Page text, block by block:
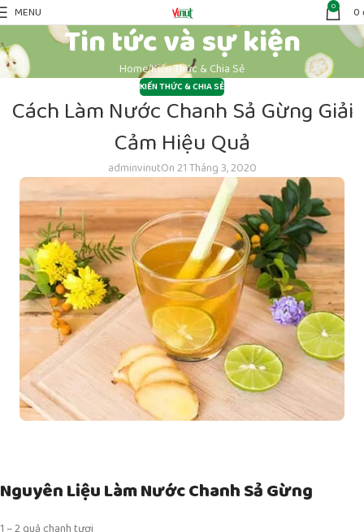
MENU 0 0
Tin tức và sự kiện
HomeKiến Thức & Chia Sẻ
KIẾN THỨC & CHIA SẺ
Cách Làm Nước Chanh Sả Gừng Giải
Cảm Hiệu Quả
adminvinutOn 21 Tháng 3, 2020
Nguyên Liệu Làm Nước Chanh Sả Gừng